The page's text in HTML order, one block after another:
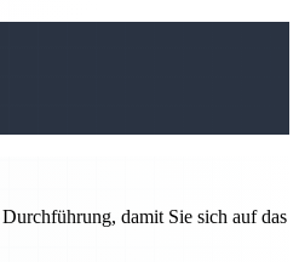
damit Sie sich auf das